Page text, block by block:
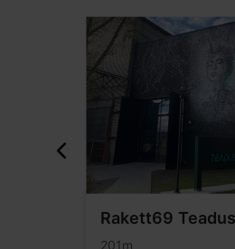
Rakett69
201m